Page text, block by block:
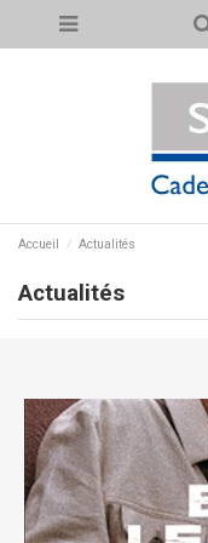
Accueil Actualités
Actualités